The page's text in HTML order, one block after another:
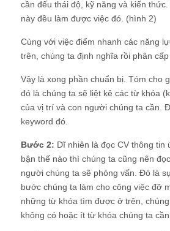
cần đếu thái độ, kỹ năng và kiến
này đều làm được việc đó. (hình 2)
Cùng với việc điểm nhanh các năng
trên, chúng ta định nghĩa rồi phân cấp
Vậy là xong phần chuẩn bị. Tóm cho
đó là chúng ta sẽ liệt kê các từ khóa
của vị trí và con người chúng ta cần.
keyword đó.
Bước 2: Dĩ nhiên là đọc CV thông tin
bận thế nào thì chúng ta cũng nên
người chúng ta sẽ phỏng vấn. Đó là
bước chúng ta làm cho công việc đỡ
những từ khóa tìm được ở trên,
không có hoặc ít từ khóa chúng ta cần.